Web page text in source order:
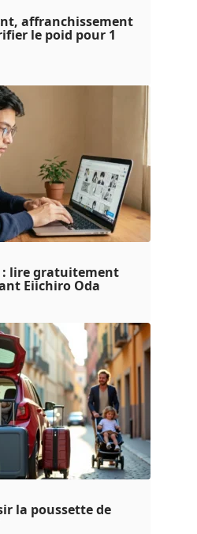
affranchissement
le poid pour 1
: lire gratuitement
Eiichiro Oda
la poussette de